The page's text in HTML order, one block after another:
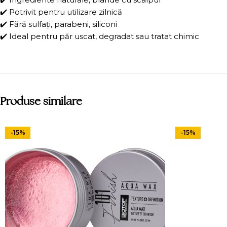
✔️ Potrivit pentru utilizare zilnică
✔️ Fără sulfați, parabeni, siliconi
✔️ Ideal pentru păr uscat, degradat sau tratat chimic
Produse similare
-15% -15%